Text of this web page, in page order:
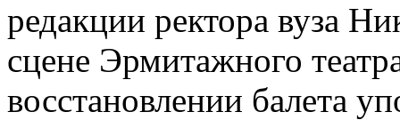
редакции ректора вуза
сцене Эрмитажного
восстановлении балета